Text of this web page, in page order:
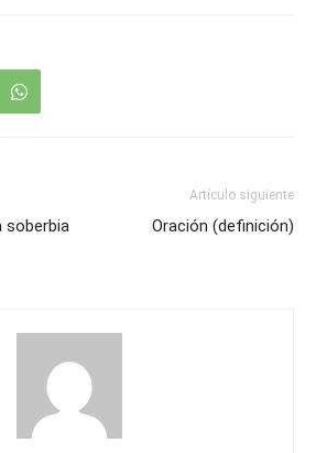
soberbia
Artículo siguiente
Oración (definición)